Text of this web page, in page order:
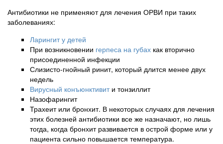
Антибиотики не применяют для лечения ОРВИ при таких
заболеваниях:
Ларингит у детей
При возникновении герпеса на губах как вторично
присоединенной инфекции
Слизисто-гнойный ринит, который длится менее двух
недель
Вирусный конъюнктивити тонзиллит
Назофарингит
Трахеит или бронхит. В некоторых случаях для лечения
этих болезней антибиотики все же назначают, но лишь
тогда, когда бронхит развивается в острой форме или у
пациента сильно повышается температура.